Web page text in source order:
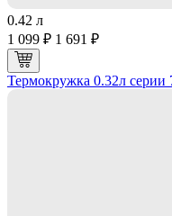
0.42 л
1 099 ₽ 1 691 ₽
Термокружка 0.32л серии